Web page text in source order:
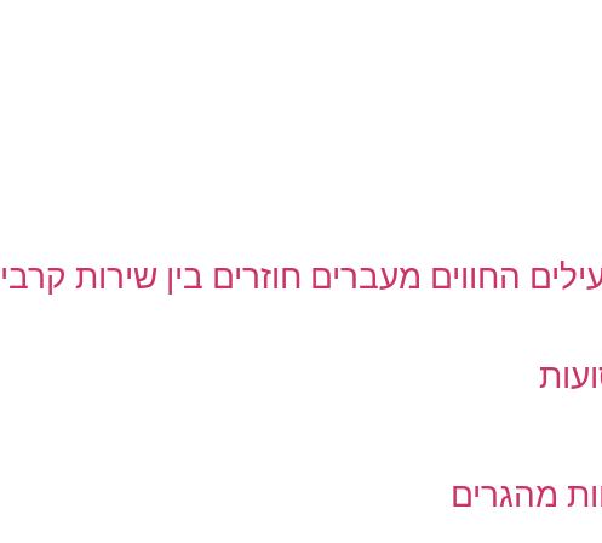
החווים מעברים חוזרים בין שירות קרבי
מהגרים